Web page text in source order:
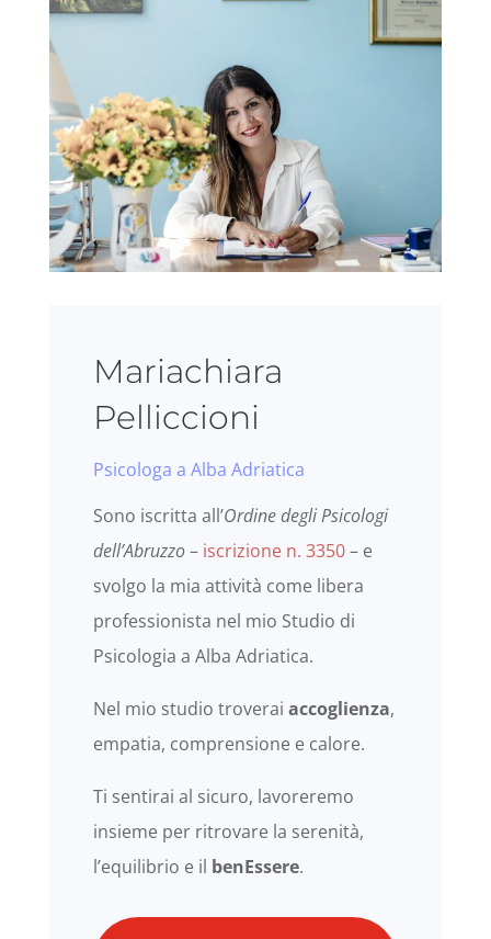
Mariachiara
Pelliccioni
Psicologa a Alba Adriatica
Sono iscritta all’Ordine degli Psicologi
dell’Abruzzo– iscrizione n. 3350– e
svolgo la mia attività come libera
professionista nel mio Studio di
Psicologia a Alba Adriatica.
Nel mio studio troverai accoglienza,
empatia, comprensione e calore.
Ti sentirai al sicuro, lavoreremo
insieme per ritrovare la serenità,
l’equilibrio e il benEssere.